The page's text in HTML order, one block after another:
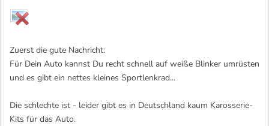
Zuerst die gute Nachricht:
Für Dein Auto kannst Du recht schnell auf weiße Blinker umrüsten
und es gibt ein nettes kleines Sportlenkrad...
Die schlechte ist - leider gibt es in Deutschland kaum Karosserie-
Kits für das Auto.